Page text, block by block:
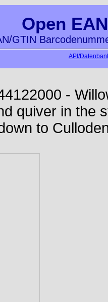
Open
GTIN
API/
-
quiver in the
to